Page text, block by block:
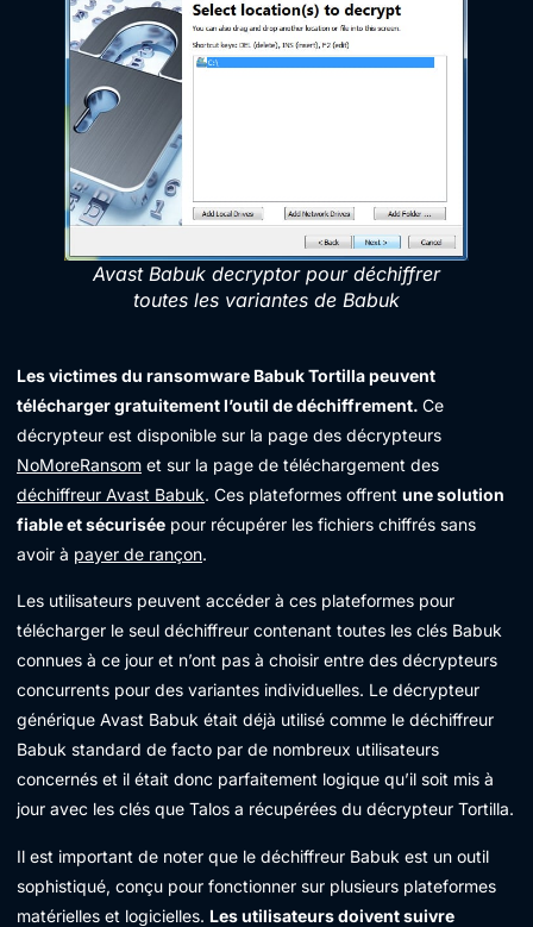
Avast Babuk decryptor pour déchiffrer
toutes les variantes de Babuk
Les victimes du ransomware Babuk Tortilla peuvent
télécharger gratuitement l’outil de déchiffrement. Ce
décrypteur est disponible sur la page des décrypteurs
NoMoreRansom et sur la page de téléchargement des
déchiffreur Avast Babuk. Ces plateformes offrent une solution
fiable et sécurisée pour récupérer les fichiers chiffrés sans
avoir à payer de rançon.
Les utilisateurs peuvent accéder à ces plateformes pour
télécharger le seul déchiffreur contenant toutes les clés Babuk
connues à ce jour et n’ont pas à choisir entre des décrypteurs
concurrents pour des variantes individuelles. Le décrypteur
générique Avast Babuk était déjà utilisé comme le déchiffreur
Babuk standard de facto par de nombreux utilisateurs
concernés et il était donc parfaitement logique qu’il soit mis à
jour avec les clés que Talos a récupérées du décrypteur Tortilla.
Il est important de noter que le déchiffreur Babuk est un outil
sophistiqué, conçu pour fonctionner sur plusieurs plateformes
matérielles et logicielles. Les utilisateurs doivent suivre